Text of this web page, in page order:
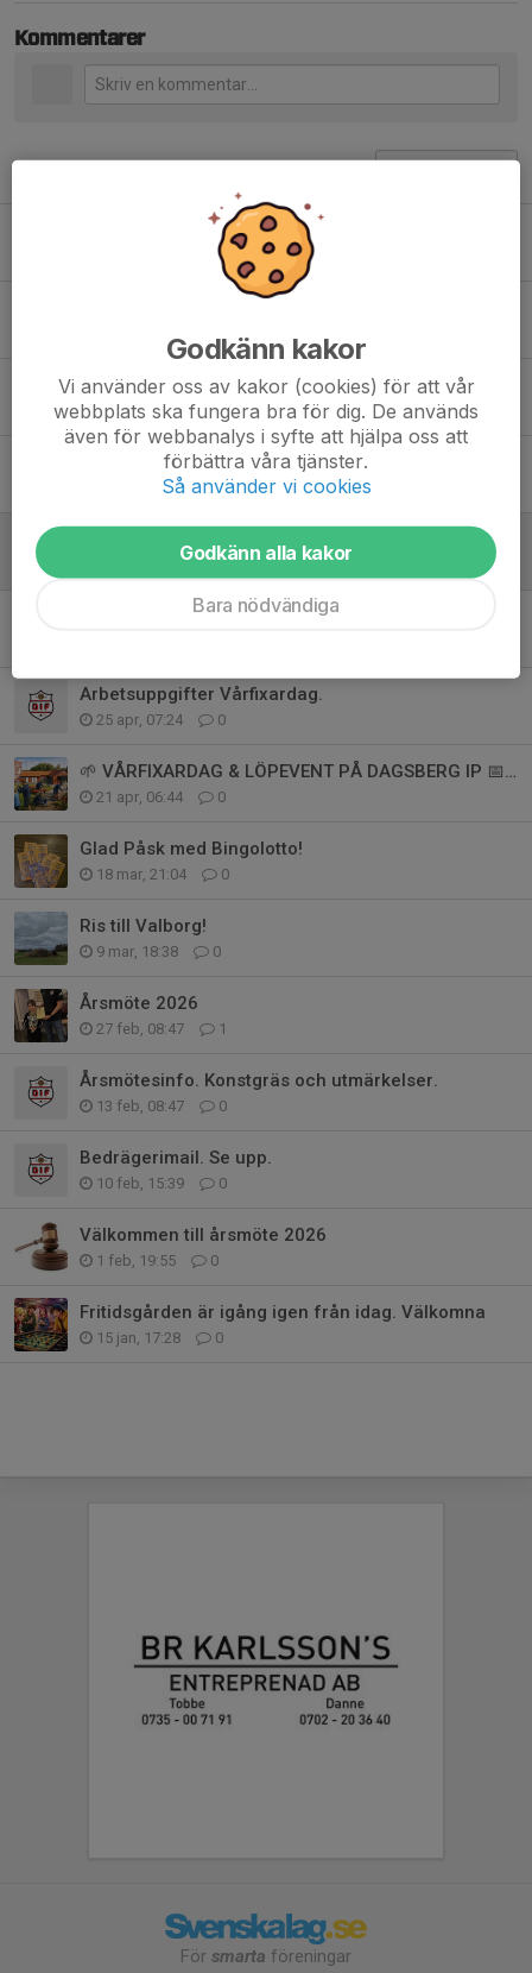
Kommentarer
Planerna öppna igen.
0
Midsommarfirande i Ljunga
17 jun, 17:20 0
Dackabrevet - Sommaren 2026
1 jun, 21:06 0
29 maj, 16:06 0
Fritidsgården stängd för denna vår.
Arbetsuppgifter Vårfixardag.
25 apr, 07:24 0
🌱 VÅRFIXARDAG & LÖPEVENT PÅ DAGSBERG IP 📅 25 april kl. 10.00–13.00
21 apr, 06:44 0
Glad Påsk med Bingolotto!
18 mar, 21:04 0
Ris till Valborg!
9 mar, 18:38 0
Årsmöte 2026
27 feb, 08:47 1
Årsmötesinfo. Konstgräs och utmärkelser.
13 feb, 08:47 0
Bedrägerimail. Se upp.
10 feb, 15:39 0
Välkommen till årsmöte 2026
1 feb, 19:55 0
Fritidsgården är igång igen från idag. Välkomna
15 jan, 17:28 0
För smarta föreningar
Godkänn kakor
Vi använder oss av kakor (cookies) för att vår
webbplats ska fungera bra för dig. De används
även för webbanalys i syfte att hjälpa oss att
förbättra våra tjänster.
Så använder vi cookies
Godkänn alla kakor
Bara nödvändiga